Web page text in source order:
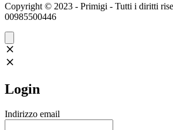
Copyright © 2023 - Primigi - Tutti i diritti
00985500446
Login
Indirizzo email